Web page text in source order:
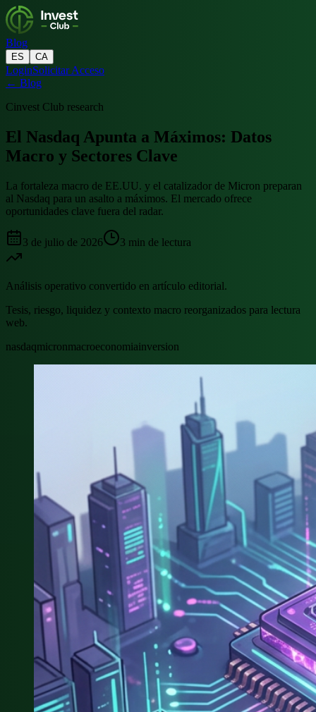
Blog
ES CA
LoginSolicitar Acceso
← Blog
Cinvest Club research
El Nasdaq Apunta a Máximos: Datos
Macro y Sectores Clave
La fortaleza macro de EE.UU. y el catalizador de Micron preparan
al Nasdaq para un asalto a máximos. El mercado ofrece
oportunidades clave fuera del radar.
3 de julio de 2026 3 min de lectura
Análisis operativo convertido en artículo editorial.
Tesis, riesgo, liquidez y contexto macro reorganizados para lectura
web.
nasdaqmicronmacroeconomiainversion